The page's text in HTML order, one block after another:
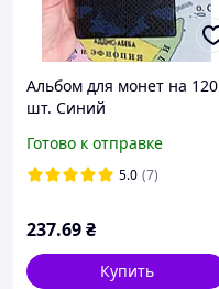
Альбом для монет на 120
шт. Синий
Готово к отправке
5.0 (7)
237.69₴
Купить